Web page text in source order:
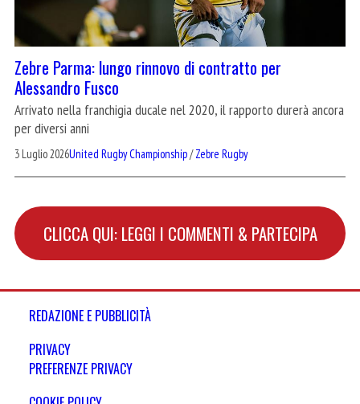
Zebre Parma: lungo rinnovo di contratto per
Alessandro Fusco
Arrivato nella franchigia ducale nel 2020, il rapporto durerà ancora
per diversi anni
3 Luglio 2026United Rugby Championship/Zebre Rugby
CLICCA QUI: LEGGI I COMMENTI & PARTECIPA
REDAZIONE E PUBBLICITÀ
PRIVACY
PREFERENZE PRIVACY